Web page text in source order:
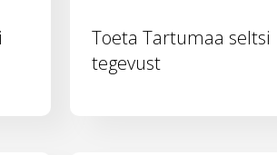
Toeta Tartumaa seltsi
tegevust